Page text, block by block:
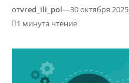
отvred_ili_pol—30 октября 2025
1 минута чтение